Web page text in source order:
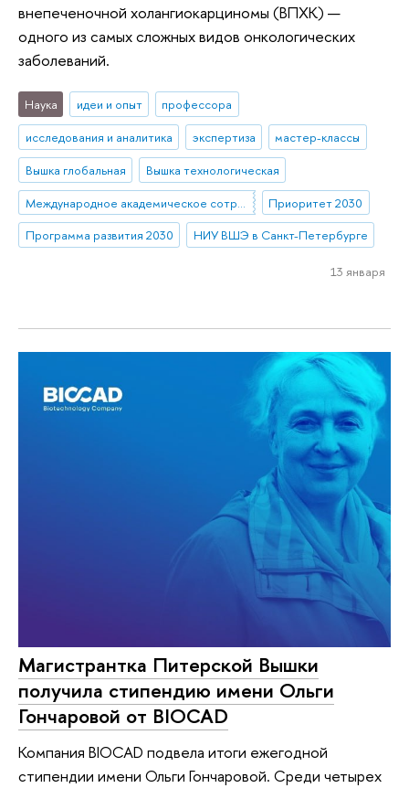
внепеченочной холангиокарциномы (ВПХК) —
одного из самых сложных видов онкологических
заболеваний.
Наука идеи и опыт
профессора
исследования и аналитика
экспертиза
мастер-классы
Вышка глобальная
Вышка технологическая
Приоритет 2030
Программа развития 2030
НИУ ВШЭ в Санкт-Петербурге
13 января
Магистрантка Питерской Вышки
получила стипендию имени Ольги
Гончаровой от BIOCAD
Компания BIOCAD подвела итоги ежегодной
стипендии имени Ольги Гончаровой. Среди четырех